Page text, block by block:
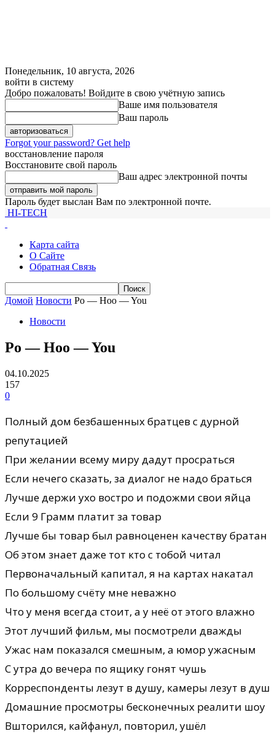
Понедельник, 10 августа, 2026
войти в систему
Добро пожаловать! Войдите в свою учётную запись
Ваше имя пользователя
Ваш пароль
Forgot your password? Get help
восстановление пароля
Восстановите свой пароль
Ваш адрес электронной почты
Пароль будет выслан Вам по электронной почте.
HI-TECH
Карта сайта
О Сайте
Обратная Связь
Домой Новости Po — Hoo — You
Новости
Po — Hoo — You
04.10.2025
157
0
Полный дом безбашенных братцев с дурной
репутацией
При желании всему миру дадут просраться
Если нечего сказать, за диалог не надо браться
Лучше держи ухо востро и подожми свои яйца
Если 9 Грамм платит за товар
Лучше бы товар был равноценен качеству братан
Об этом знает даже тот кто с тобой читал
Первоначальный капитал, я на картах накатал
По большому счёту мне неважно
Что у меня всегда стоит, а у неё от этого влажно
Этот лучший фильм, мы посмотрели дважды
Ужас нам показался смешным, а юмор ужасным
С утра до вечера по ящику гонят чушь
Корреспонденты лезут в душу, камеры лезут в душ
Домашние просмотры бесконечных реалити шоу
Вшторился, кайфанул, повторил, ушёл